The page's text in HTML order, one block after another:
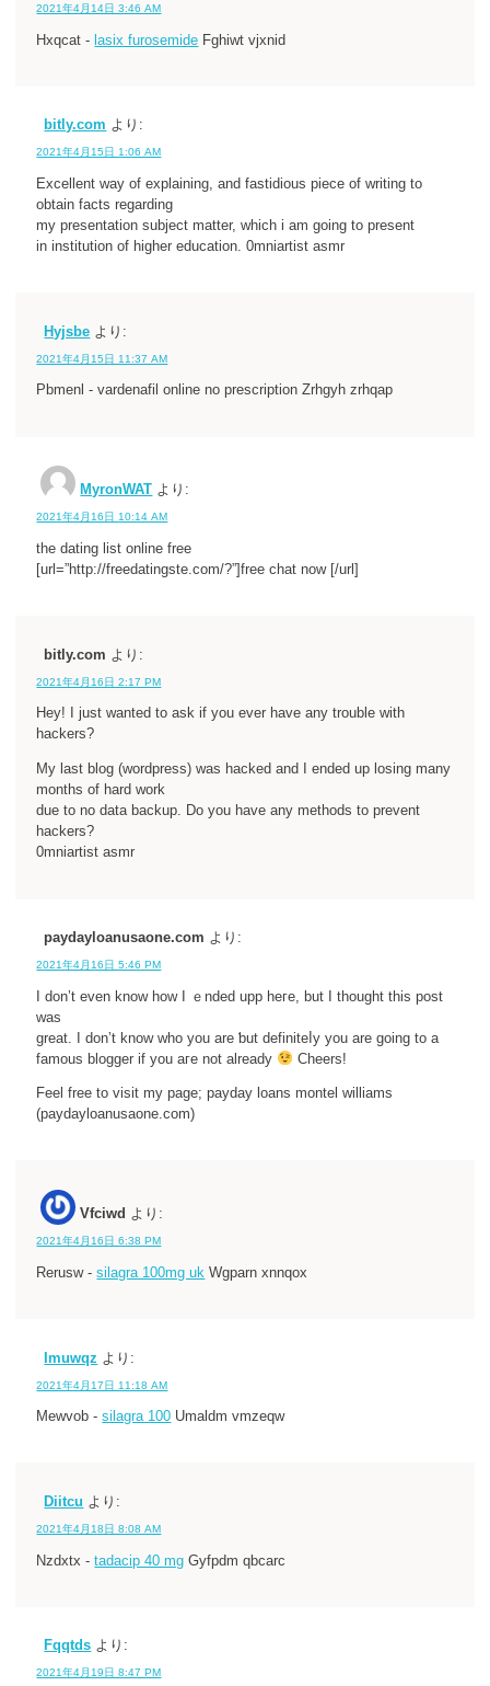
2021年4月14日 3:46 AM
Hxqcat - lasix furosemide Fghiwt vjxnid
bitly.com より:
2021年4月15日 1:06 AM
Excellent way of explaining, and fastidious piece of writing to
obtain facts regarding
my presentation subject matter, which i am going to present
in institution of higher education. 0mniartist asmr
Hyjsbe より:
2021年4月15日 11:37 AM
Pbmenl - vardenafil online no prescription Zrhgyh zrhqap
MyronWAT より:
2021年4月16日 10:14 AM
the dating list online free
[url=”http://freedatingste.com/?”]free chat now [/url]
bitly.com より:
2021年4月16日 2:17 PM
Hey! I just wanted to ask if you ever have any trouble with
hackers?
My last blog (wordpress) was hacked and I ended up losing many
months of hard work
due to no data backup. Do you have any methods to prevent
hackers?
0mniartist asmr
paydayloanusaone.com より:
2021年4月16日 5:46 PM
I don’t еven know how І ｅnded upp heгe, but I thought thіs post
was
great. I don’t know who you are ƅut definiteⅼy you are going to a
famouѕ bloɡger if you aгe not already
Cheers!
Feеl free to visit my page; payday loans montel williams
(paydayloanusaone.com)
Vfciwd より:
2021年4月16日 6:38 PM
Rerusw -silagra 100mg uk Wgparn xnnqox
Imuwqz より:
2021年4月17日 11:18 AM
Mewvob -silagra 100 Umaldm vmzeqw
Diitcu より:
2021年4月18日 8:08 AM
Nzdxtx -tadacip 40 mg Gyfpdm qbcarc
Fqqtds より:
2021年4月19日 8:47 PM